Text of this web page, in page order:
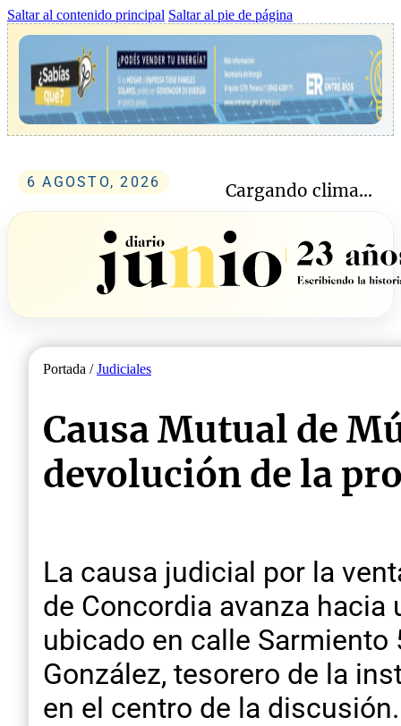
Saltar al contenido principal Saltar al pie de página
6 AGOSTO, 2026 Cargando clima...
Portada /Judiciales
Causa Mutual de
devolución de la
La causa judicial por la
de Concordia avanza
ubicado en calle Sarmiento
González, tesorero de la
en el centro de la discusión.